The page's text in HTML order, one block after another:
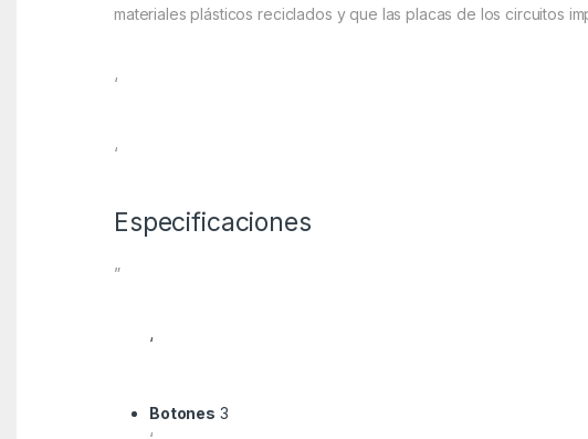
materiales plásticos reciclados y que las placas de los circuitos
‘
‘
Especificaciones
”
‘
Botones 3